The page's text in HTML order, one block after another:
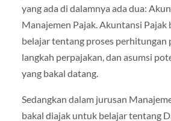
yang ada di dalamnya ada dua:
Manajemen Pajak. Akuntansi Pajak
belajar tentang proses perhitungan
langkah perpajakan, dan asumsi
yang bakal datang.
Sedangkan dalam jurusan
bakal diajak untuk belajar tentang